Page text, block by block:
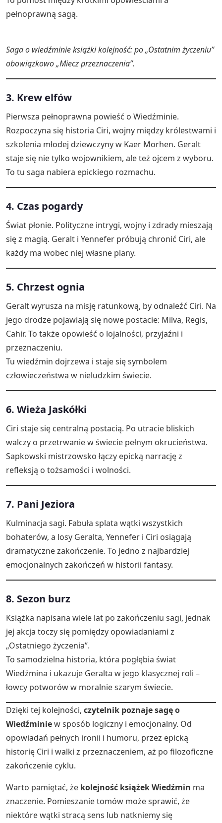
pełnoprawną sagą.
Saga o wiedźminie książki kolejność: po „Ostatnim życzeniu”
obowiązkowo „Miecz przeznaczenia”.
3. Krew elfów
Pierwsza pełnoprawna powieść o Wiedźminie.
Rozpoczyna się historia Ciri, wojny między królestwami i
szkolenia młodej dziewczyny w Kaer Morhen. Geralt
staje się nie tylko wojownikiem, ale też ojcem z wyboru.
To tu saga nabiera epickiego rozmachu.
4. Czas pogardy
Świat płonie. Polityczne intrygi, wojny i zdrady mieszają
się z magią. Geralt i Yennefer próbują chronić Ciri, ale
każdy ma wobec niej własne plany.
5. Chrzest ognia
Geralt wyrusza na misję ratunkową, by odnaleźć Ciri. Na
jego drodze pojawiają się nowe postacie: Milva, Regis,
Cahir. To także opowieść o lojalności, przyjaźni i
przeznaczeniu.
Tu wiedźmin dojrzewa i staje się symbolem
człowieczeństwa w nieludzkim świecie.
6. Wieża Jaskółki
Ciri staje się centralną postacią. Po utracie bliskich
walczy o przetrwanie w świecie pełnym okrucieństwa.
Sapkowski mistrzowsko łączy epicką narrację z
refleksją o tożsamości i wolności.
7. Pani Jeziora
Kulminacja sagi. Fabuła splata wątki wszystkich
bohaterów, a losy Geralta, Yennefer i Ciri osiągają
dramatyczne zakończenie. To jedno z najbardziej
emocjonalnych zakończeń w historii fantasy.
8. Sezon burz
Książka napisana wiele lat po zakończeniu sagi, jednak
jej akcja toczy się pomiędzy opowiadaniami z
„Ostatniego życzenia”.
To samodzielna historia, która pogłębia świat
Wiedźmina i ukazuje Geralta w jego klasycznej roli –
łowcy potworów w moralnie szarym świecie.
Dzięki tej kolejności, czytelnik poznaje sagę o
Wiedźminiew sposób logiczny i emocjonalny. Od
opowiadań pełnych ironii i humoru, przez epicką
historię Ciri i walki z przeznaczeniem, aż po filozoficzne
zakończenie cyklu.
Warto pamiętać, że kolejność książek Wiedźmin ma
znaczenie. Pomieszanie tomów może sprawić, że
niektóre wątki stracą sens lub natkniemy się